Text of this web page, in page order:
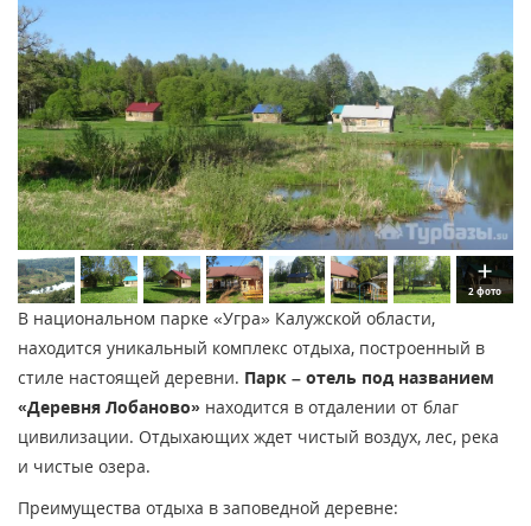
2 фото
В национальном парке «Угра» Калужской области,
находится уникальный комплекс отдыха, построенный в
стиле настоящей деревни. Парк – отель под названием
«Деревня Лобаново» находится в отдалении от благ
цивилизации. Отдыхающих ждет чистый воздух, лес, река
и чистые озера.
Преимущества отдыха в заповедной деревне: